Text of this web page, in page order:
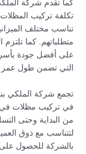
كما تقدم شركة
تكلفة تركيب
تناسب مختلف
متطلباتهم. كما تلتزم
على أفضل جودة
التي تضمن طول عمر
تجمع شركة الملكي
في تركيب مظلات في
من البداية وحتى
لتتناسب مع ذوق
بالشركة للحصول